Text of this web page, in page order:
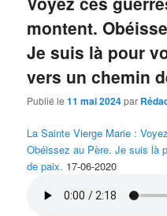
montent.
Je suis là pour
vers un chemin
Publié le11 mai 2024par
La Sainte Vierge Marie :
Obéissez au Père. Je suis là
de paix. 17-06-2020